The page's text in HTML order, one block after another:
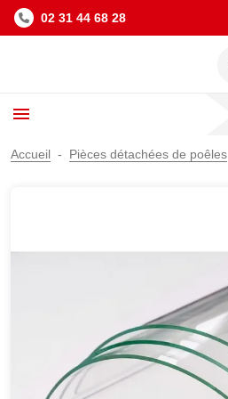
02 31 44 68 28
Accueil Pièces détachées de poêles